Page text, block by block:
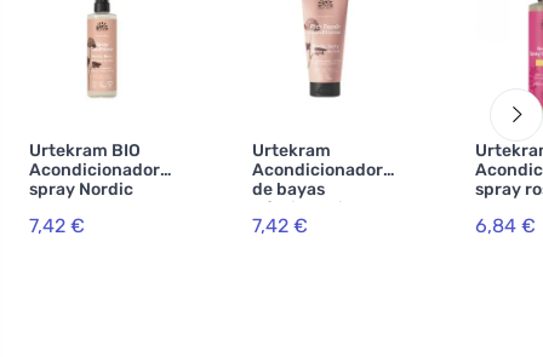
Urtekram BIO
Acondicionador -
spray Nordic
7,42 €
Urtekram
Acondicionador
de bayas
nórdicas bio 180
ml
7,42 €
spray
6,84 €